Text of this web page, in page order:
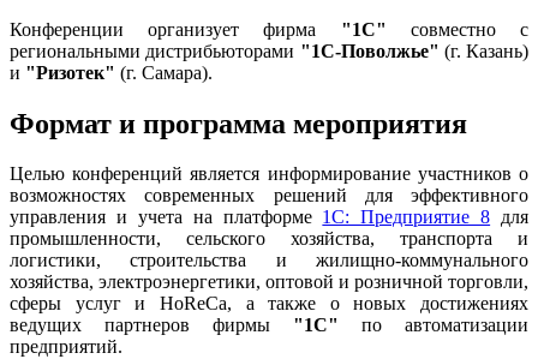
Конференции организует фирма "1С" совместно с
региональными дистрибьюторами "1С-Поволжье" (г. Казань)
и "Ризотек" (г. Самара).
Формат и программа мероприятия
Целью конференций является информирование участников о
возможностях современных решений для эффективного
управления и учета на платформе 1С: Предприятие 8 для
промышленности, сельского хозяйства, транспорта и
логистики, строительства и жилищно-коммунального
хозяйства, электроэнергетики, оптовой и розничной торговли,
сферы услуг и HoReCa, а также о новых достижениях
ведущих партнеров фирмы "1С"
по автоматизации
предприятий.